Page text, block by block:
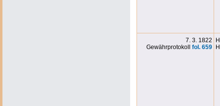
7. 3. 1822
Gewährprotokoll fol. 659